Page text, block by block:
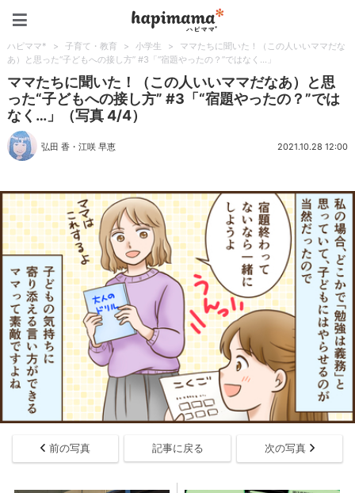
ハピママ* > 子育て・教育 > 小学生 >
ママたちに聞いた！（この人いいママだな
あ）と思った“子どもへの接し方” #3「“宿題やったの？”ではなく…」
ママたちに聞いた！（この人いいママだなあ）と思
った“子どもへの接し方” #3「“宿題やったの？”では
なく…」（写真 4/4）
弘田 香 ・江咲 早恵 2021.10.28 12:00
前の写真 記事に戻る 次の写真